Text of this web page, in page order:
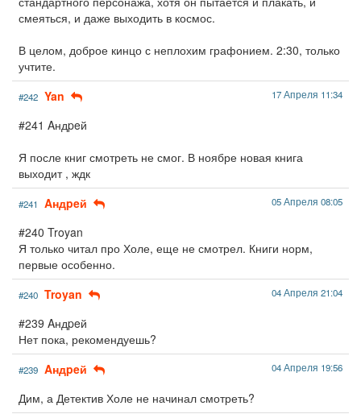
смеяться, и даже выходить в космос.
В целом, доброе кинцо с неплохим графонием. 2:30, только
учтите.
#242 Yan 17 Апреля 11:34
#241 Aндpeй
Я после книг смотреть не смог. В ноябре новая книга
выходит , ждк
#241 Aндpeй 05 Апреля 08:05
#240 Troyan
Я только читал про Холе, еще не смотрел. Книги норм,
первые особенно.
#240 Troyan 04 Апреля 21:04
#239 Aндpeй
Нет пока, рекомендуешь?
#239 Aндpeй 04 Апреля 19:56
Дим, а Детектив Холе не начинал смотреть?